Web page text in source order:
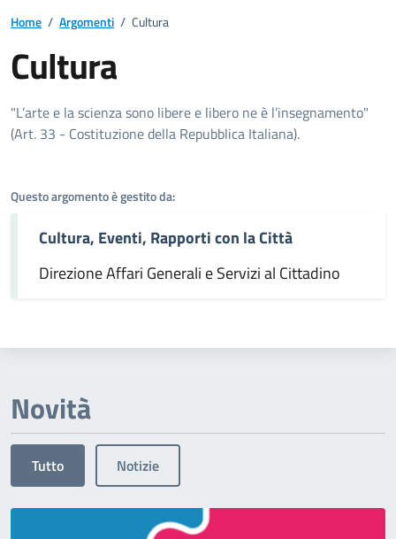
Home / Argomenti / Cultura
Cultura
Dettagli dell'argomento
"L’arte e la scienza sono libere e libero ne è l’insegnamento"
(Art. 33 - Costituzione della Repubblica Italiana).
Questo argomento è gestito da:
Cultura, Eventi, Rapporti con la Città
Direzione Affari Generali e Servizi al Cittadino
Novità
Tutto Notizie